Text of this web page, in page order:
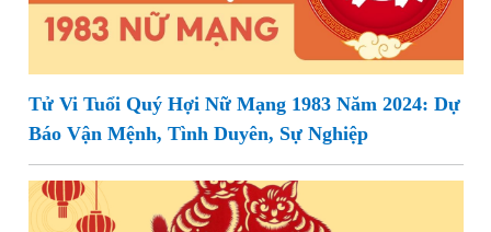
Tử Vi Tuổi Quý Hợi Nữ Mạng 1983 Năm 2024: Dự
Báo Vận Mệnh, Tình Duyên, Sự Nghiệp